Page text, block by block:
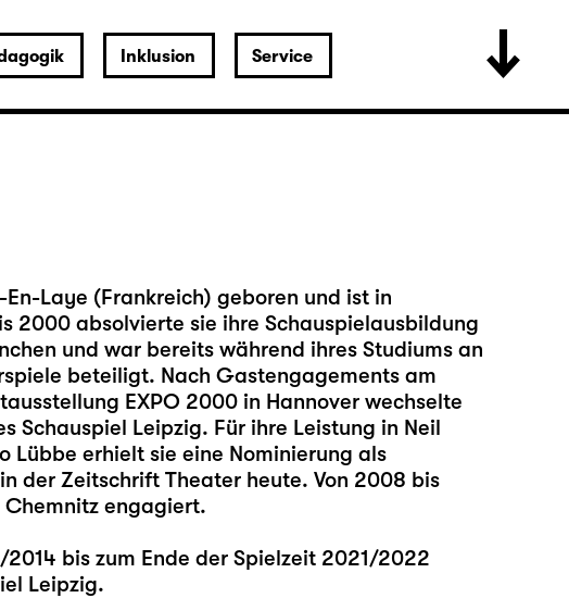
Inklusion Service
Laye (Frankreich) geboren und ist in
2000 absolvierte sie ihre Schauspielausbildung
und war bereits während ihres Studiums an
beteiligt. Nach Gastengagements am
EXPO 2000 in Hannover wechselte
Schauspiel Leipzig. Für ihre Leistung in Neil
Lübbe erhielt sie eine Nominierung als
der Zeitschrift Theater heute. Von 2008 bis
Chemnitz engagiert.
bis zum Ende der Spielzeit 2021/2022
Leipzig.